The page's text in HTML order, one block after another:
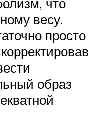
весу.
просто
образ